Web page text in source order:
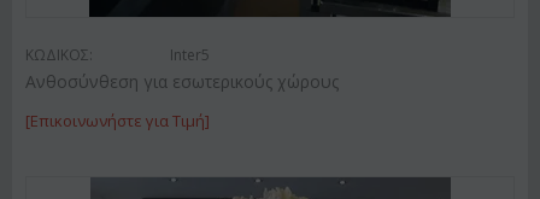
ΚΩΔΙΚΟΣ: Inter5
Ανθοσύνθεση για εσωτερικούς χώρους
[Επικοινωνήστε για Τιμή]